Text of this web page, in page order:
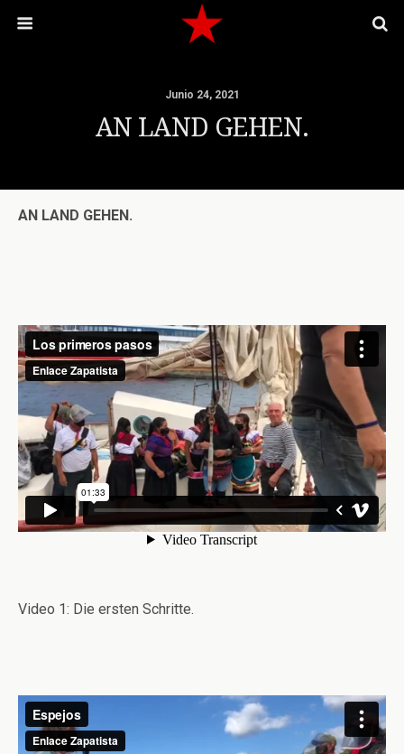
Junio 24, 2021
AN LAND GEHEN.
AN LAND GEHEN.
Video 1: Die ersten Schritte.